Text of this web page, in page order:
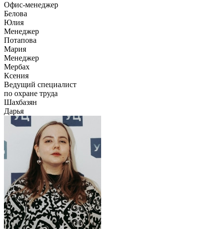
Офис-менеджер
Белова
Юлия
Менеджер
Потапова
Мария
Менеджер
Мербах
Ксения
Ведущий специалист
по охране труда
Шахбазян
Дарья